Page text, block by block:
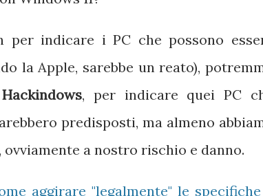
per indicare i PC che possono
la Apple, sarebbe un reato),
Hackindows, per indicare quei PC
predisposti, ma almeno
a nostro rischio e danno.
aggirare "legalmente" le